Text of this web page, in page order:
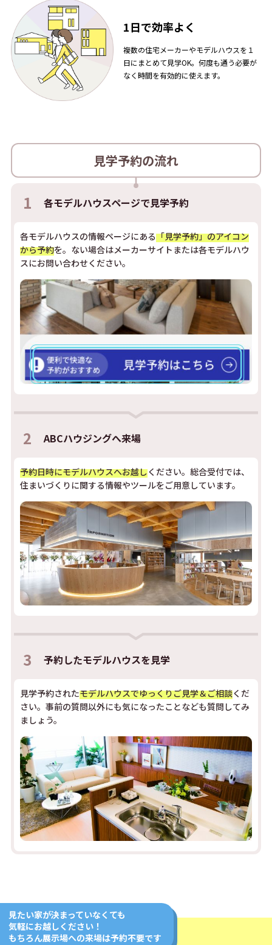
1日で効率よく
複数の住宅メーカーやモデルハウスを１
日にまとめて見学OK。何度も通う必要が
なく時間を有効的に使えます。
見学予約の流れ
1 各モデルハウスページで見学予約
各モデルハウスの情報ページにある「見学予約」のアイコン
から予約を。ない場合はメーカーサイトまたは各モデルハウ
スにお問い合わせください。
2 ABCハウジングへ来場
予約日時にモデルハウスへお越しください。総合受付では、
住まいづくりに関する情報やツールをご用意しています。
3 予約したモデルハウスを見学
見学予約されたモデルハウスでゆっくりご見学＆ご相談くだ
さい。事前の質問以外にも気になったことなども質問してみ
ましょう。
見たい家が決まっていなくても
気軽にお越しください！
もちろん展示場への来場は予約不要です